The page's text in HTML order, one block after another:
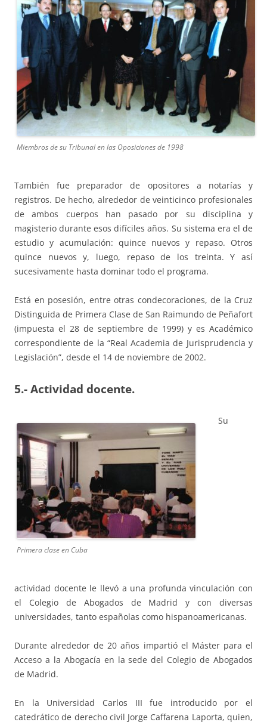
Miembros de su Tribunal en las Oposiciones de 1998
También fue preparador de opositores a notarías y
registros. De hecho, alrededor de veinticinco profesionales
de ambos cuerpos han pasado por su disciplina y
magisterio durante esos difíciles años. Su sistema era el de
estudio y acumulación: quince nuevos y repaso. Otros
quince nuevos y, luego, repaso de los treinta. Y así
sucesivamente hasta dominar todo el programa.
Está en posesión, entre otras condecoraciones, de la Cruz
Distinguida de Primera Clase de San Raimundo de Peñafort
(impuesta el 28 de septiembre de 1999) y es Académico
correspondiente de la “Real Academia de Jurisprudencia y
Legislación”, desde el 14 de noviembre de 2002.
5.- Actividad docente.
Primera clase en Cuba
Su
actividad docente le llevó a una profunda vinculación con
el Colegio de Abogados de Madrid y con diversas
universidades, tanto españolas como hispanoamericanas.
Durante alrededor de 20 años impartió el Máster para el
Acceso a la Abogacía en la sede del Colegio de Abogados
de Madrid.
En la Universidad Carlos III fue introducido por el
catedrático de derecho civil Jorge Caffarena Laporta, quien,